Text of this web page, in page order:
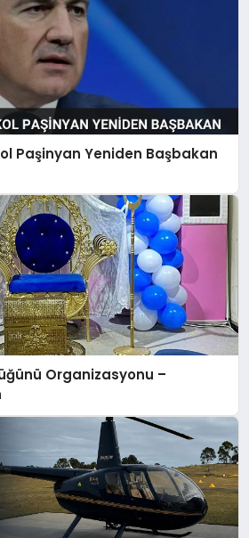
Paşinyan Yeniden Başbakan
Organizasyonu –